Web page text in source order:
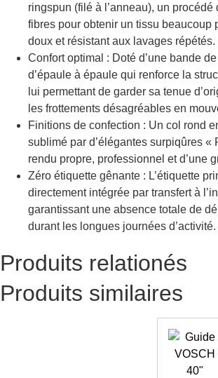
ringspun (filé à l’anneau), un procédé
fibres pour obtenir un tissu beaucoup
doux et résistant aux lavages répétés.
Confort optimal : Doté d’une bande
d’épaule à épaule qui renforce la
lui permettant de garder sa tenue
les frottements désagréables en
Finitions de confection : Un col rond
sublimé par d’élégantes surpiqûres «
rendu propre, professionnel et d’une
Zéro étiquette gênante : L’étiquette
directement intégrée par transfert à
garantissant une absence totale de
durant les longues journées d’activité.
Produits relationés
Produits similaires